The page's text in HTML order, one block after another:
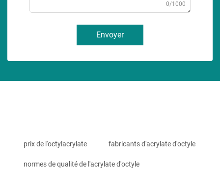
0/1000
Envoyer
prix de l'octylacrylate fabricants d'acrylate d'octyle
normes de qualité de l'acrylate d'octyle